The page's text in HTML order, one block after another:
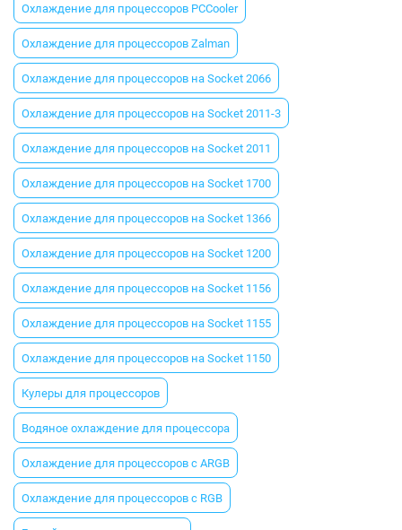
Охлаждение для процессоров PCCooler
Охлаждение для процессоров Zalman
Охлаждение для процессоров на Socket 2066
Охлаждение для процессоров на Socket 2011-3
Охлаждение для процессоров на Socket 2011
Охлаждение для процессоров на Socket 1700
Охлаждение для процессоров на Socket 1366
Охлаждение для процессоров на Socket 1200
Охлаждение для процессоров на Socket 1156
Охлаждение для процессоров на Socket 1155
Охлаждение для процессоров на Socket 1150
Кулеры для процессоров
Водяное охлаждение для процессора
Охлаждение для процессоров с ARGB
Охлаждение для процессоров с RGB